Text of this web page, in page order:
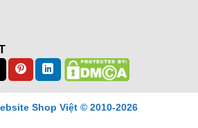
Shop Việt © 2010-2026